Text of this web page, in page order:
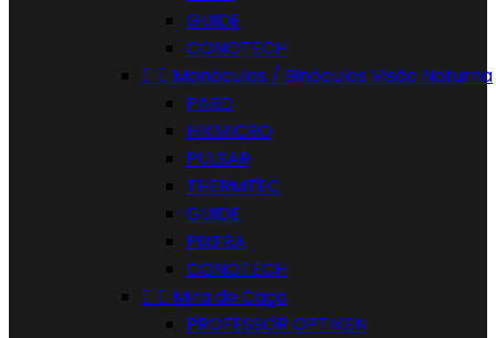
GUIDE
CONOTECH
  Monóculos / Binóculos Visão Noturna
PARD
HIKMICRO
PULSAR
THERMTEC
GUIDE
PIXFRA
CONOTECH
  Mira de Caça
PROFESSOR OPTIKEN